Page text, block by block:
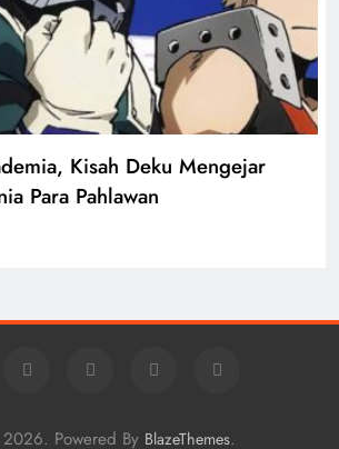
Kisah Deku Mengejar
Pahlawan
2026. Powered By BlazeThemes.